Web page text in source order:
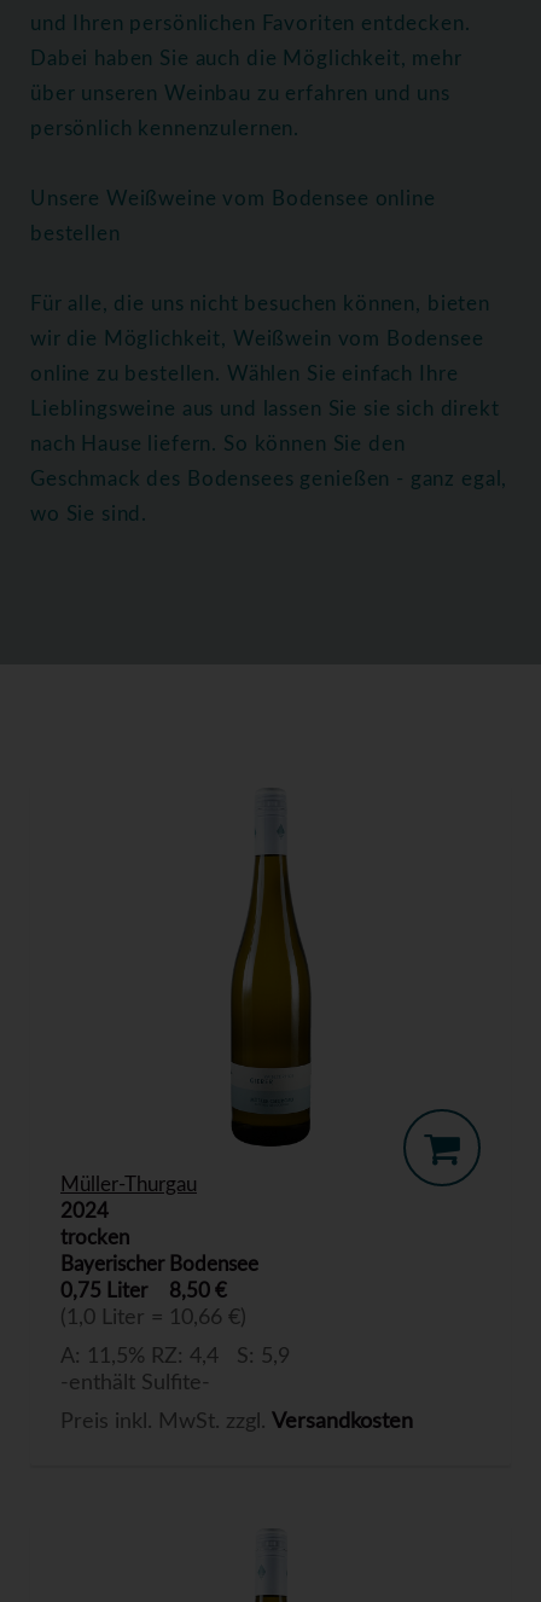
und Ihren persönlichen Favoriten entdecken.
Dabei haben Sie auch die Möglichkeit, mehr
über unseren Weinbau zu erfahren und uns
persönlich kennenzulernen.
Unsere Weißweine vom Bodensee online
bestellen
Für alle, die uns nicht besuchen können, bieten
wir die Möglichkeit, Weißwein vom Bodensee
online zu bestellen. Wählen Sie einfach Ihre
Lieblingsweine aus und lassen Sie sie sich direkt
nach Hause liefern. So können Sie den
Geschmack des Bodensees genießen - ganz egal,
wo Sie sind.
Müller-Thurgau
2024
trocken
Bayerischer Bodensee
0,75 Liter
8,50 €
(1,0 Liter = 10,66 €)
A: 11,5% RZ: 4,4 S: 5,9
-enthält Sulfite-
Preis inkl. MwSt. zzgl. Versandkosten